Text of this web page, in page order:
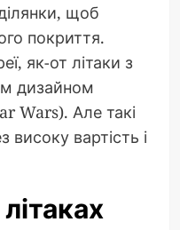
щоб
покриття.
як-от літаки з
дизайном
Wars). Але такі
високу вартість і